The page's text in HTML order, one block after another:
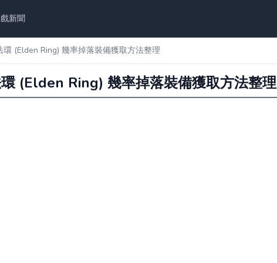
新聞
環 (Elden Ring) 幾率掉落裝備獲取方法整理
(Elden Ring) 幾率掉落裝備獲取方法整理